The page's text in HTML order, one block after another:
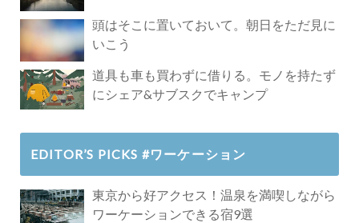
頭はそこに置いておいて。朝日をただ見に
いこう
道具も車も買わずに借りる。モノを持たず
にシェア&サブスクでキャンプ
EDITOR’S PICKS #ワーケーション
東京から好アクセス！温泉を満喫しながら
ワーケーションできる宿9選